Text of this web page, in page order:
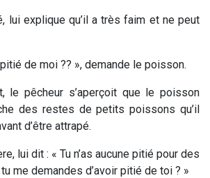
lui explique qu’il a très faim et ne peut
de moi ?? », demande le poisson.
le pêcheur s’aperçoit que le poisson
des restes de petits poissons qu’il
d’être attrapé.
lui dit : « Tu n’as aucune pitié pour des
me demandes d’avoir pitié de toi ? »